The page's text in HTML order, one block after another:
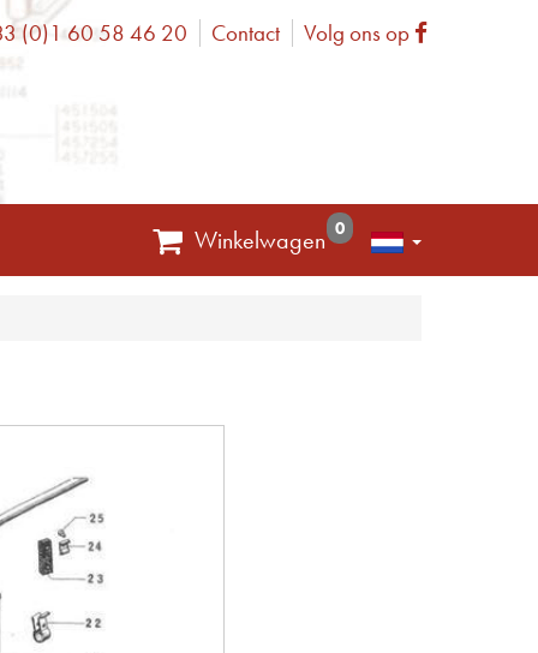
(0)1 60 58 46 20 Contact Volg ons op Facebook
Winkelwagen 0